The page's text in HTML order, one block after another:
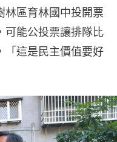
林區育林國中投開票
可能公投票讓排隊比
「這是民主價值要好